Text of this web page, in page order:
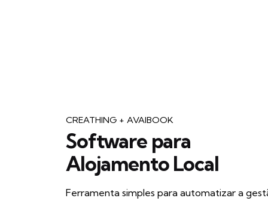
EN
CREATHING + AVAIBOOK
Software para
Alojamento Local
Ferramenta simples para automatizar a